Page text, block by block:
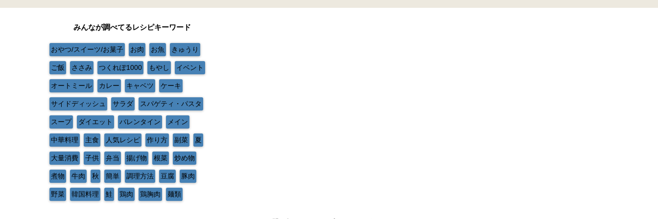
みんなが調べてるレシピキーワード
おやつ/スイーツ/お菓子 お肉 お魚 きゅうり
ご飯 ささみ つくれぽ1000 もやし イベント
オートミール カレー キャベツ ケーキ
サイドディッシュ サラダ スパゲティ・パスタ
スープ ダイエット バレンタイン メイン
中華料理 主食 人気レシピ 作り方 副菜 夏
大量消費 子供 弁当 揚げ物 根菜 炒め物
煮物 牛肉 秋 簡単 調理方法 豆腐 豚肉
野菜 韓国料理 鮭 鶏肉 鶏胸肉 麺類